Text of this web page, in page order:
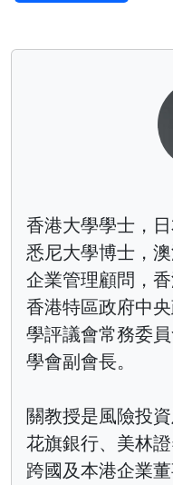
香港大學學士，
悉尼大學博士，
企業管理顧問，
香港特區政府中
學評議會常務委
學會副會長。
關教授是風險投
花旗銀行、美林
跨國及本港企業